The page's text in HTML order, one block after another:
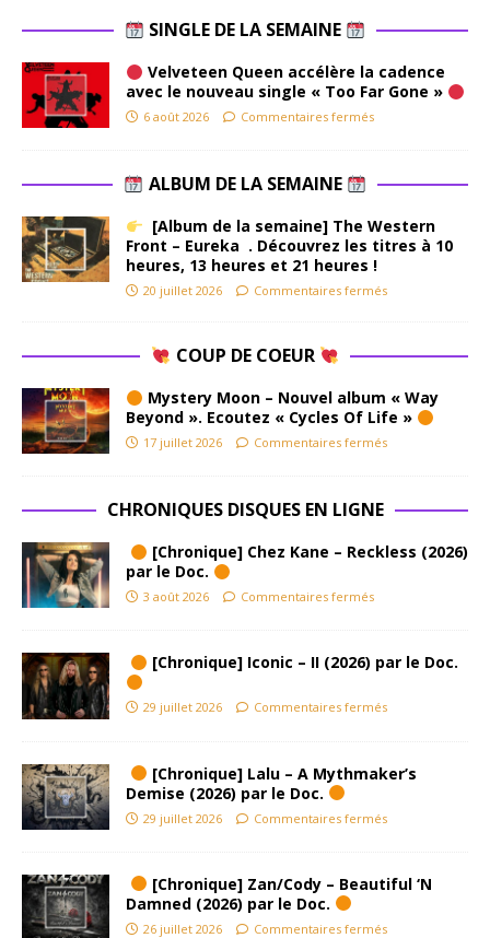
SINGLE DE LA SEMAINE
Velveteen Queen accélère la cadence
avec le nouveau single « Too Far Gone »
6 août 2026 Commentaires fermés
ALBUM DE LA SEMAINE
[Album de la semaine] The Western
Front – Eureka . Découvrez les titres à 10
heures, 13 heures et 21 heures !
20 juillet 2026 Commentaires fermés
COUP DE COEUR
Mystery Moon – Nouvel album « Way
Beyond ». Ecoutez « Cycles Of Life »
17 juillet 2026 Commentaires fermés
CHRONIQUES DISQUES EN LIGNE
[Chronique] Chez Kane – Reckless (2026)
par le Doc.
3 août 2026 Commentaires fermés
[Chronique] Iconic – II (2026) par le Doc.
29 juillet 2026 Commentaires fermés
[Chronique] Lalu – A Mythmaker’s
Demise (2026) par le Doc.
29 juillet 2026 Commentaires fermés
[Chronique] Zan/Cody – Beautiful ‘N
Damned (2026) par le Doc.
26 juillet 2026 Commentaires fermés